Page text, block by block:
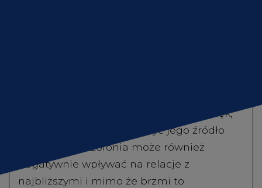
miejsce, w którym słyszy irytujący dźwięk,
lub w jakiś sposób zniszczyć jego źródło
(np. zegar). Mizofonia może również
negatywnie wpływać na relacje z
najbliższymi i mimo że brzmi to